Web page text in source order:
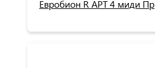
Евробион R АРТ 4 миди Пр